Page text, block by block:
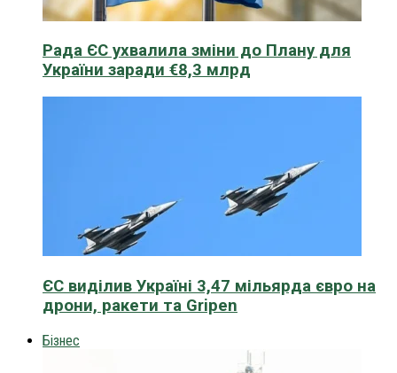
Рада ЄС ухвалила зміни до Плану для
України заради €8,3 млрд
ЄС виділив Україні 3,47 мільярда євро на
дрони, ракети та Gripen
Бізнес